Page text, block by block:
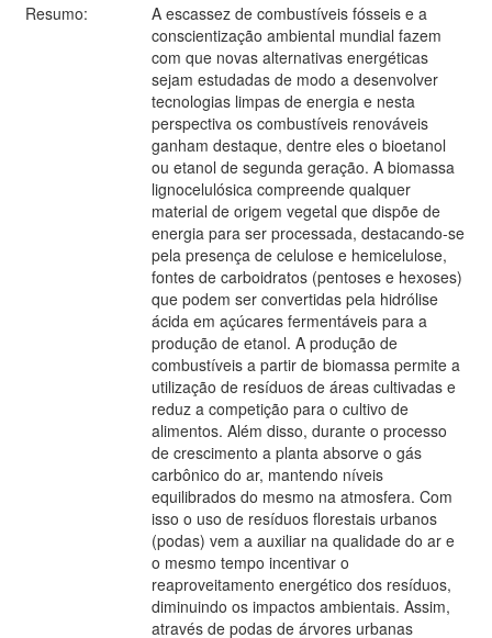
Resumo:
A escassez de combustíveis fósseis e a
conscientização ambiental mundial fazem
com que novas alternativas energéticas
sejam estudadas de modo a desenvolver
tecnologias limpas de energia e nesta
perspectiva os combustíveis renováveis
ganham destaque, dentre eles o bioetanol
ou etanol de segunda geração. A biomassa
lignocelulósica compreende qualquer
material de origem vegetal que dispõe de
energia para ser processada, destacando-se
pela presença de celulose e hemicelulose,
fontes de carboidratos (pentoses e hexoses)
que podem ser convertidas pela hidrólise
ácida em açúcares fermentáveis para a
produção de etanol. A produção de
combustíveis a partir de biomassa permite a
utilização de resíduos de áreas cultivadas e
reduz a competição para o cultivo de
alimentos. Além disso, durante o processo
de crescimento a planta absorve o gás
carbônico do ar, mantendo níveis
equilibrados do mesmo na atmosfera. Com
isso o uso de resíduos florestais urbanos
(podas) vem a auxiliar na qualidade do ar e
o mesmo tempo incentivar o
reaproveitamento energético dos resíduos,
diminuindo os impactos ambientais. Assim,
através de podas de árvores urbanas